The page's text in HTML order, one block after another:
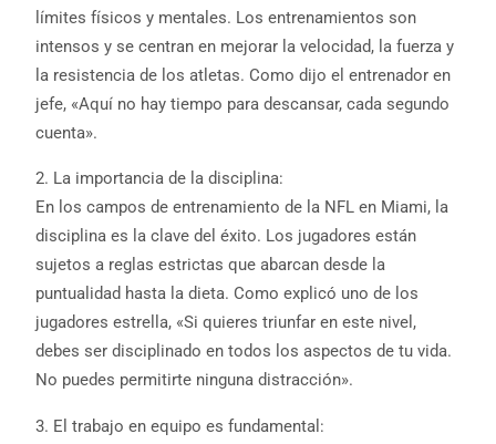
límites físicos y mentales. Los entrenamientos son
intensos y se centran en mejorar la velocidad, la fuerza y
la resistencia de los atletas. Como dijo el entrenador en
jefe, «Aquí no hay tiempo para descansar, cada segundo
cuenta».
2. La importancia de la disciplina:
En los campos de entrenamiento de la NFL en Miami, la
disciplina es la clave del éxito. Los jugadores están
sujetos a reglas estrictas que abarcan desde la
puntualidad hasta la dieta. Como explicó uno de los
jugadores estrella, «Si quieres triunfar en este nivel,
debes ser disciplinado en todos los aspectos de tu vida.
No puedes permitirte ninguna distracción».
3. El trabajo en equipo es fundamental: